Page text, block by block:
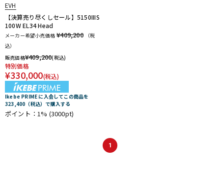
EVH
【決算売り尽くしセール】5150IIIS
100W EL34 Head
メーカー希望小売価格 ¥409,200
（税
込）
販売価格¥409,200(税込)
特別価格
¥330,000(税込)
Ikebe PRIME に入会してこの商品を
323,400（税込）で購入する
ポイント：1% (3000pt)
1